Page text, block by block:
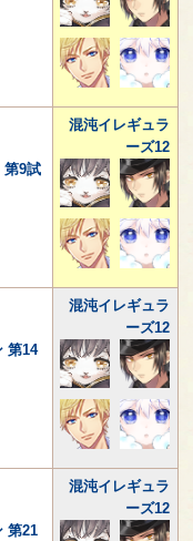
第9試
混沌イレギュラ
ーズ12
第14
混沌イレギュラ
ーズ12
第21
混沌イレギュラ
ーズ12